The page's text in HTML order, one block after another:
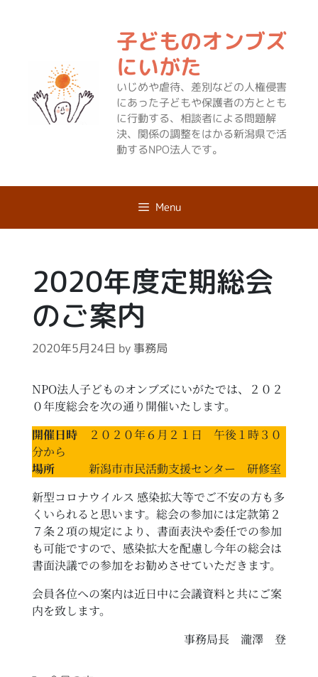
子どものオンブズ
にいがた
いじめや虐待、差別などの人権侵害
にあった子どもや保護者の方ととも
に行動する、相談者による問題解
決、関係の調整をはかる新潟県で活
動するNPO法人です。
Menu
2020年度定期総会
のご案内
2020年5月24日 by 事務局
NPO法人子どものオンブズにいがたでは、２０２
０年度総会を次の通り開催いたします。
開催日時 ２０２０年６月２１日 午後１時３０
分から
場所 新潟市市民活動支援センター 研修室
新型コロナウイルス 感染拡大等でご不安の方も多
くいられると思います。総会の参加には定款第２
７条２項の規定により、書面表決や委任での参加
も可能ですので、感染拡大を配慮し今年の総会は
書面決議での参加をお勧めさせていただきます。
会員各位への案内は近日中に会議資料と共にご案
内を致します。
事務局長 瀧澤 登